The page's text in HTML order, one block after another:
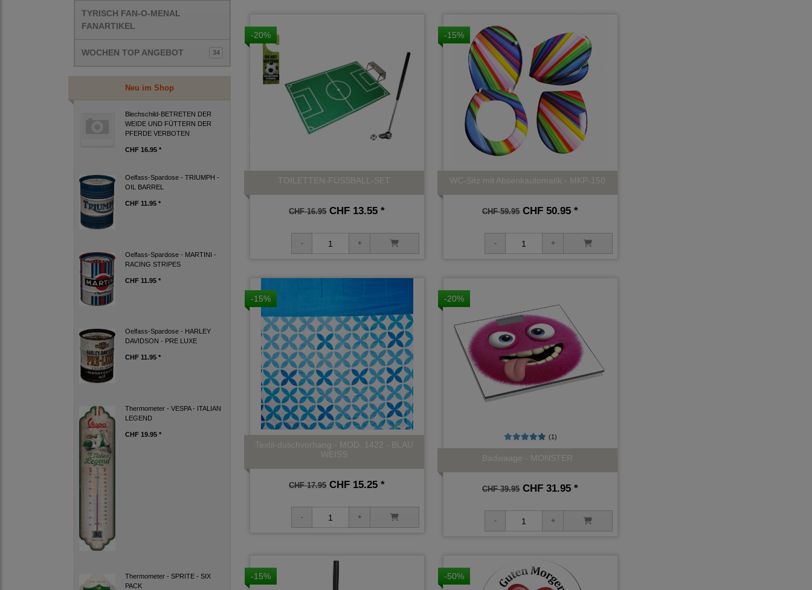
TYRISCH FAN-O-MENAL
FANARTIKEL
WOCHEN TOP ANGEBOT 34
Neu im Shop
Blechschild-BETRETEN DER
WEIDE UND FÜTTERN DER
PFERDE VERBOTEN
CHF 16.95 *
Oelfass-Spardose - TRIUMPH -
OIL BARREL
CHF 11.95 *
Oelfass-Spardose - MARTINI -
RACING STRIPES
CHF 11.95 *
Oelfass-Spardose - HARLEY
DAVIDSON - PRE LUXE
CHF 11.95 *
Thermometer - VESPA - ITALIAN
LEGEND
CHF 19.95 *
Thermometer - SPRITE - SIX
PACK
-20%
TOILETTEN-FUSSBALL-SET
CHF 16.95CHF 13.55 *
-15%
WC-Sitz mit Absenkautomatik - MKP-150
CHF 59.95 CHF 50.95 *
-15%
Textil-duschvorhang - MOD. 1422 - BLAU
WEISS
CHF 17.95CHF 15.25 *
-20%
(1)
Badwaage - MONSTER
CHF 39.95 CHF 31.95 *
-15% -50%